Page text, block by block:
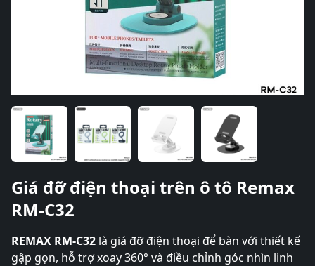
Giá đỡ điện thoại trên ô tô Remax
RM-C32
REMAX RM-C32 là giá đỡ điện thoại để bàn với thiết kế
gập gọn, hỗ trợ xoay 360° và điều chỉnh góc nhìn linh